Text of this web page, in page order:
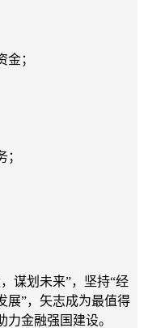
；
谋划未来”，坚持“经
展”，矢志成为最值得
金融强国建设。